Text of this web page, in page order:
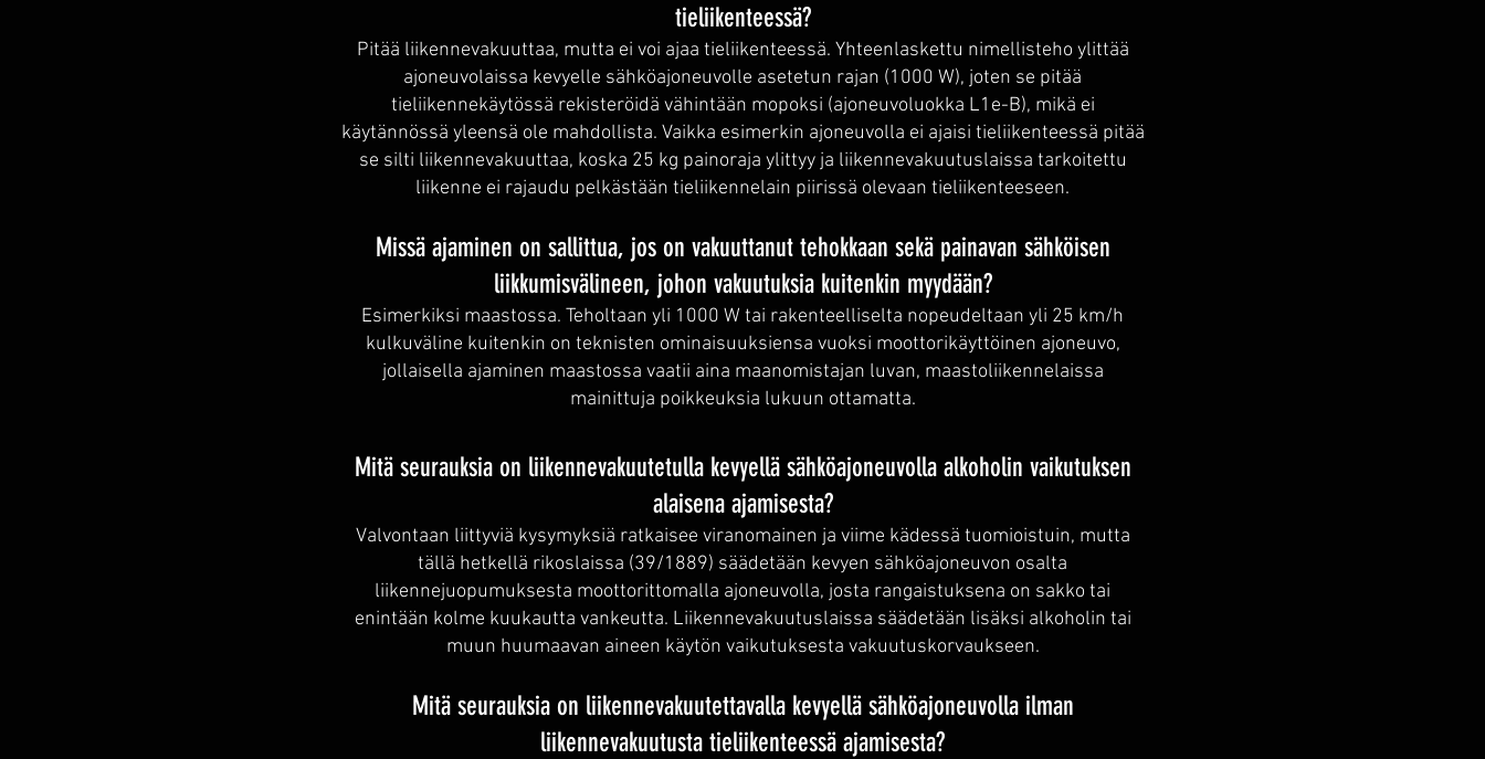
tieliikenteessä?
Pitää liikennevakuuttaa, mutta ei voi ajaa tieliikenteessä. Yhteenlaskettu nimellisteho ylittää
ajoneuvolaissa kevyelle sähköajoneuvolle asetetun rajan (1000 W), joten se pitää
tieliikennekäytössä rekisteröidä vähintään mopoksi (ajoneuvoluokka L1e-B), mikä ei
käytännössä yleensä ole mahdollista. Vaikka esimerkin ajoneuvolla ei ajaisi tieliikenteessä pitää
se silti liikennevakuuttaa, koska 25 kg painoraja ylittyy ja liikennevakuutuslaissa tarkoitettu
liikenne ei rajaudu pelkästään tieliikennelain piirissä olevaan tieliikenteeseen.
Missä ajaminen on sallittua, jos on vakuuttanut tehokkaan sekä painavan sähköisen
liikkumisvälineen, johon vakuutuksia kuitenkin myydään?
Esimerkiksi maastossa. Teholtaan yli 1000 W tai rakenteelliselta nopeudeltaan yli 25 km/h
kulkuväline kuitenkin on teknisten ominaisuuksiensa vuoksi moottorikäyttöinen ajoneuvo,
jollaisella ajaminen maastossa vaatii aina maanomistajan luvan, maastoliikennelaissa
mainittuja poikkeuksia lukuun ottamatta.
Mitä seurauksia on liikennevakuutetulla kevyellä sähköajoneuvolla alkoholin vaikutuksen
alaisena ajamisesta?
Valvontaan liittyviä kysymyksiä ratkaisee viranomainen ja viime kädessä tuomioistuin, mutta
tällä hetkellä rikoslaissa (39/1889) säädetään kevyen sähköajoneuvon osalta
liikennejuopumuksesta moottorittomalla ajoneuvolla, josta rangaistuksena on sakko tai
enintään kolme kuukautta vankeutta. Liikennevakuutuslaissa säädetään lisäksi alkoholin tai
muun huumaavan aineen käytön vaikutuksesta vakuutuskorvaukseen.
Mitä seurauksia on liikennevakuutettavalla kevyellä sähköajoneuvolla ilman
liikennevakuutusta tieliikenteessä ajamisesta?